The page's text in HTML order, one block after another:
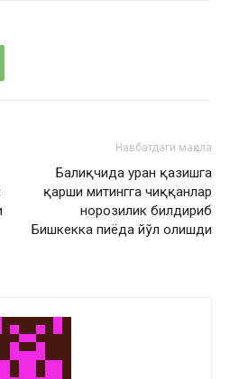
Навбатдаги мақола
Балиқчида уран қазишга
қарши митингга чиққанлар
норозилик билдириб
Бишкекка пиёда йўл олишди